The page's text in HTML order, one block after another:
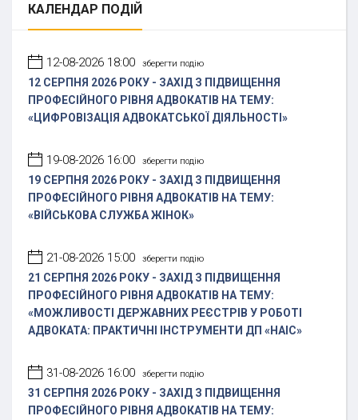
КАЛЕНДАР ПОДІЙ
12-08-2026 18:00 зберегти подію
12 СЕРПНЯ 2026 РОКУ - ЗАХІД З ПІДВИЩЕННЯ
ПРОФЕСІЙНОГО РІВНЯ АДВОКАТІВ НА ТЕМУ:
«ЦИФРОВІЗАЦІЯ АДВОКАТСЬКОЇ ДІЯЛЬНОСТІ»
19-08-2026 16:00 зберегти подію
19 СЕРПНЯ 2026 РОКУ - ЗАХІД З ПІДВИЩЕННЯ
ПРОФЕСІЙНОГО РІВНЯ АДВОКАТІВ НА ТЕМУ:
«ВІЙСЬКОВА СЛУЖБА ЖІНОК»
21-08-2026 15:00 зберегти подію
21 СЕРПНЯ 2026 РОКУ - ЗАХІД З ПІДВИЩЕННЯ
ПРОФЕСІЙНОГО РІВНЯ АДВОКАТІВ НА ТЕМУ:
«МОЖЛИВОСТІ ДЕРЖАВНИХ РЕЄСТРІВ У РОБОТІ
АДВОКАТА: ПРАКТИЧНІ ІНСТРУМЕНТИ ДП «НАІС»
31-08-2026 16:00 зберегти подію
31 СЕРПНЯ 2026 РОКУ - ЗАХІД З ПІДВИЩЕННЯ
ПРОФЕСІЙНОГО РІВНЯ АДВОКАТІВ НА ТЕМУ: